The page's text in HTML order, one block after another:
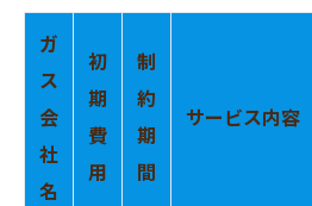
ガ
ス
会
社
名
初
期
費
用
制
約
期
間
サービス内容